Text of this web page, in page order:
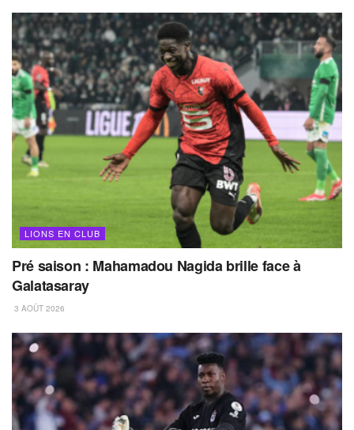
LIONS EN CLUB
Pré saison : Mahamadou Nagida brille face à
Galatasaray
3 AOÛT 2026